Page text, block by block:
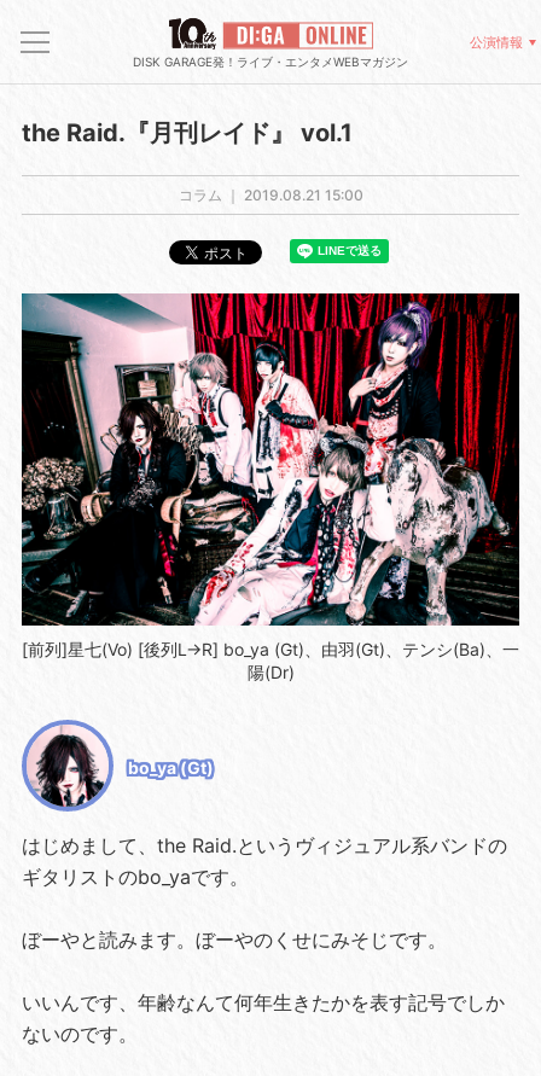
DISK GARAGE発！ライブ・エンタメWEBマガジン
公演情報
the Raid.『月刊レイド』 vol.1
コラム ｜ 2019.08.21 15:00
[前列]星七(Vo) [後列L→R] bo_ya (Gt)、由羽(Gt)、テンシ(Ba)、一
陽(Dr)
bo_ya (Gt)
はじめまして、the Raid.というヴィジュアル系バンドの
ギタリストのbo_yaです。
ぼーやと読みます。ぼーやのくせにみそじです。
いいんです、年齢なんて何年生きたかを表す記号でしか
ないのです。